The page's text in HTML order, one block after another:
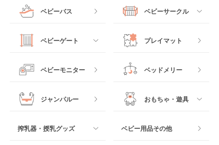
クーファン
マットレス・布団
ベビーベッドその他
ベビーカーその他
ジュニアシート
チャイルドシートその
他
ロッキングタイプ テーブルチェア
すべて
抱っこ紐その他
ベビーバス ベビーサークル
すべて
木製
マット製
ベビーゲート
すべて
プレイマット
ベビーモニター ベッドメリー
ジャンパルー おもちゃ・遊具
搾乳器・授乳グッズ ベビー用品その他